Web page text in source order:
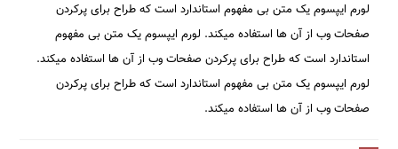
لورم ايپسوم يک متن بی مفهوم استاندارد است که طراح برای پرکردن
صفحات وب از آن ها استفاده ميکند. لورم ايپسوم يک متن بی مفهوم
استاندارد است که طراح برای پرکردن صفحات وب از آن ها استفاده ميکند.
لورم ايپسوم يک متن بی مفهوم استاندارد است که طراح برای پرکردن
صفحات وب از آن ها استفاده ميکند.